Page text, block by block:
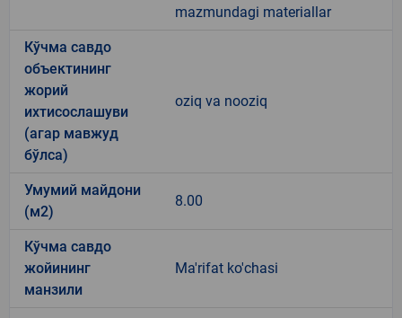
mazmundagi materiallar
Кўчма савдо
объектининг
жорий
ихтисослашуви
(агар мавжуд
бўлса)
oziq va nooziq
Умумий майдони
(м2)
8.00
Кўчма савдо
жойининг
манзили
Ma'rifat ko'chasi